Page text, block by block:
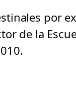
por
de la